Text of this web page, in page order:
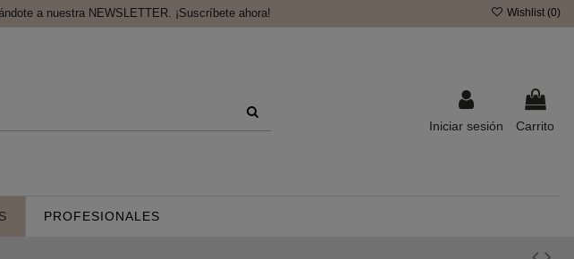
a nuestra NEWSLETTER. ¡Suscríbete ahora! Wishlist (0)
Iniciar sesión Carrito
PROFESIONALES